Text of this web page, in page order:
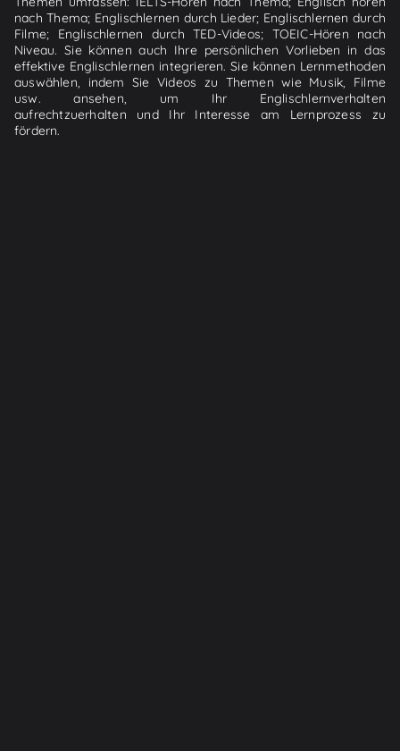
nach Thema; Englischlernen durch Lieder; Englischlernen durch
Filme; Englischlernen durch TED-Videos; TOEIC-Hören nach
Niveau. Sie können auch Ihre persönlichen Vorlieben in das
effektive Englischlernen integrieren. Sie können Lernmethoden
auswählen, indem Sie Videos zu Themen wie Musik, Filme
usw. ansehen, um Ihr Englischlernverhalten
aufrechtzuerhalten und Ihr Interesse am Lernprozess zu
fördern.